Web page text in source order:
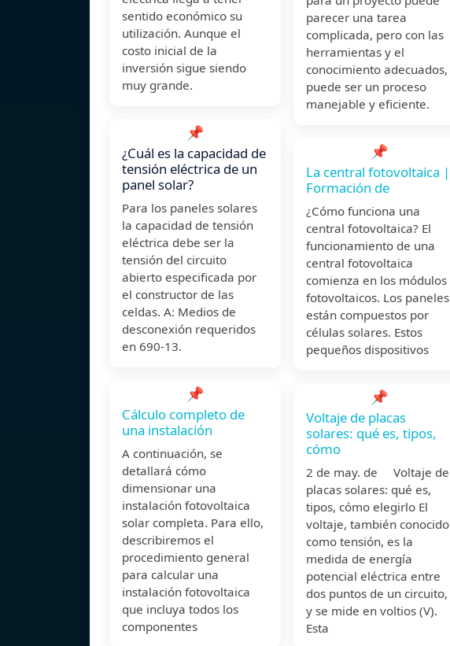
sentido económico su
utilización. Aunque el
costo inicial de la
inversión sigue siendo
muy grande.
📌
¿Cuál es la capacidad de
tensión eléctrica de un
panel solar?
Para los paneles solares
la capacidad de tensión
eléctrica debe ser la
tensión del circuito
abierto especificada por
el constructor de las
celdas. A: Medios de
desconexión requeridos
en 690-13.
📌
Cálculo completo de
una instalación
A continuación, se
detallará cómo
dimensionar una
instalación fotovoltaica
solar completa. Para ello,
describiremos el
procedimiento general
para calcular una
instalación fotovoltaica
que incluya todos los
componentes
parecer una tarea
complicada, pero con las
herramientas y el
conocimiento adecuados,
puede ser un proceso
manejable y eficiente.
📌
La central fotovoltaica |
Formación de
¿Cómo funciona una
central fotovoltaica? El
funcionamiento de una
central fotovoltaica
comienza en los módulos
fotovoltaicos. Los paneles
están compuestos por
células solares. Estos
pequeños dispositivos
📌
Voltaje de placas
solares: qué es, tipos,
cómo
2 de may. de Voltaje de
placas solares: qué es,
tipos, cómo elegirlo El
voltaje, también conocido
como tensión, es la
medida de energía
potencial eléctrica entre
dos puntos de un circuito,
y se mide en voltios (V).
Esta